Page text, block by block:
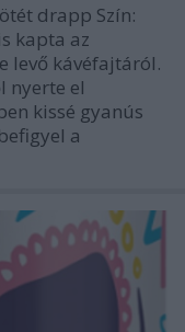
drapp Szín:
kapta az
levő kávéfajtáról.
nyerte el
kissé gyanús
a